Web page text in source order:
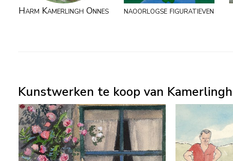
Harm Kamerlingh Onnes naoorlogse figuratieven
Kunstwerken te koop van